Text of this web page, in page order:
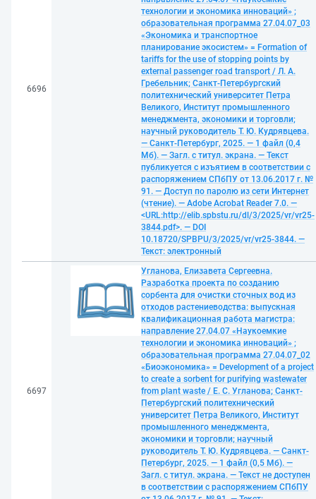
6696
технологии и экономика инноваций» ;
образовательная программа 27.04.07_03
«Экономика и транспортное
планирование экосистем» = Formation of
tariffs for the use of stopping points by
external passenger road transport / Л. А.
Гребельник; Санкт-Петербургский
политехнический университет Петра
Великого, Институт промышленного
менеджмента, экономики и торговли;
научный руководитель Т. Ю. Кудрявцева.
— Санкт-Петербург, 2025. — 1 файл (0,4
Мб). — Загл. с титул. экрана. — Текст
публикуется с изъятием в соответствии с
распоряжением СПбПУ от 13.06.2017 г. №
91. — Доступ по паролю из сети Интернет
(чтение). — Adobe Acrobat Reader 7.0. —
<URL:http://elib.spbstu.ru/dl/3/2025/vr/vr25-
3844.pdf>. — DOI
10.18720/SPBPU/3/2025/vr/vr25-3844. —
Текст: электронный
6697
Угланова, Елизавета Сергеевна.
Разработка проекта по созданию
сорбента для очистки сточных вод из
отходов растениеводства: выпускная
квалификационная работа магистра:
направление 27.04.07 «Наукоемкие
технологии и экономика инноваций» ;
образовательная программа 27.04.07_02
«Биоэкономика» = Development of a project
to create a sorbent for purifying wastewater
from plant waste / Е. С. Угланова; Санкт-
Петербургский политехнический
университет Петра Великого, Институт
промышленного менеджмента,
экономики и торговли; научный
руководитель Т. Ю. Кудрявцева. — Санкт-
Петербург, 2025. — 1 файл (0,5 Мб). —
Загл. с титул. экрана. — Текст не доступен
в соответствии с распоряжением СПбПУ